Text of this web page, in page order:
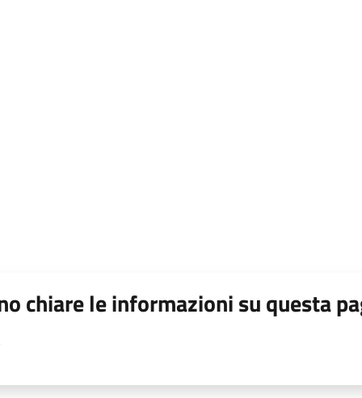
chiare le informazioni su questa